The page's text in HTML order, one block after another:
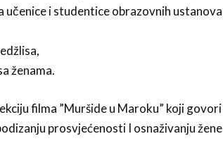
učenice i studentice obrazovnih ustanova
ženama.
filma ”Muršide u Maroku” koji govori
prosvjećenosti I osnaživanju žene